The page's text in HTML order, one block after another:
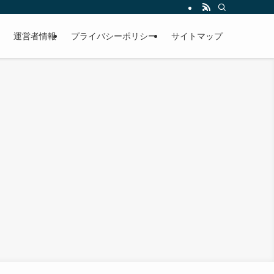
運営者情報 プライバシーポリシー サイトマップ